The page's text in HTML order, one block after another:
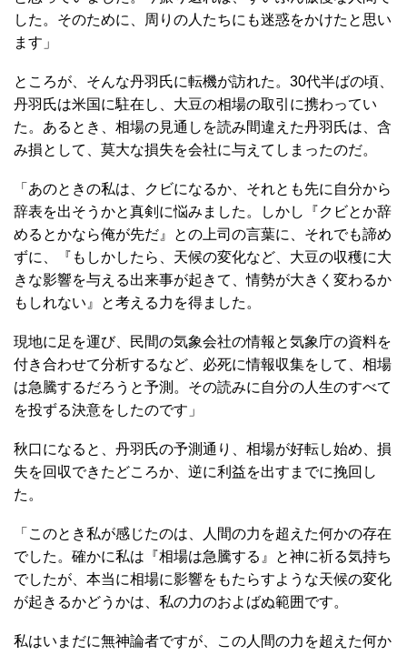
した。そのために、周りの人たちにも迷惑をかけたと思い
ます」
ところが、そんな丹羽氏に転機が訪れた。30代半ばの頃、
丹羽氏は米国に駐在し、大豆の相場の取引に携わってい
た。あるとき、相場の見通しを読み間違えた丹羽氏は、含
み損として、莫大な損失を会社に与えてしまったのだ。
「あのときの私は、クビになるか、それとも先に自分から
辞表を出そうかと真剣に悩みました。しかし『クビとか辞
めるとかなら俺が先だ』との上司の言葉に、それでも諦め
ずに、『もしかしたら、天候の変化など、大豆の収穫に大
きな影響を与える出来事が起きて、情勢が大きく変わるか
もしれない』と考える力を得ました。
現地に足を運び、民間の気象会社の情報と気象庁の資料を
付き合わせて分析するなど、必死に情報収集をして、相場
は急騰するだろうと予測。その読みに自分の人生のすべて
を投ずる決意をしたのです」
秋口になると、丹羽氏の予測通り、相場が好転し始め、損
失を回収できたどころか、逆に利益を出すまでに挽回し
た。
「このとき私が感じたのは、人間の力を超えた何かの存在
でした。確かに私は『相場は急騰する』と神に祈る気持ち
でしたが、本当に相場に影響をもたらすような天候の変化
が起きるかどうかは、私の力のおよばぬ範囲です。
私はいまだに無神論者ですが、この人間の力を超えた何か